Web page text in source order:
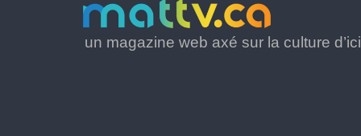
un magazine web axé sur la culture d’ici